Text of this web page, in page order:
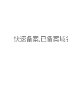
快速备案,已备案